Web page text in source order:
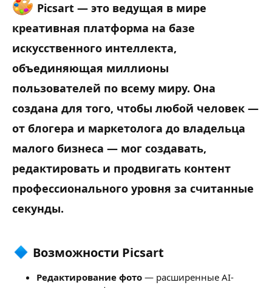
Picsart — это ведущая в мире
креативная платформа на базе
искусственного интеллекта,
объединяющая миллионы
пользователей по всему миру. Она
создана для того, чтобы любой человек —
от блогера и маркетолога до владельца
малого бизнеса — мог создавать,
редактировать и продвигать контент
профессионального уровня за считанные
секунды.
Возможности Picsart​
Редактирование фото — расширенные AI-